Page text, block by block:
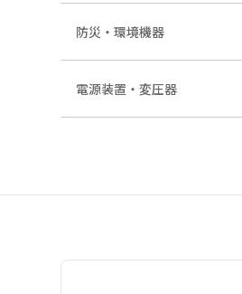
防災・環境機器
電源装置・変圧器